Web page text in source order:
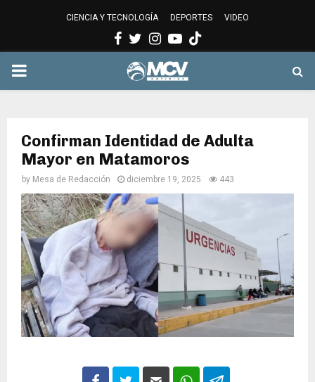
CIENCIA Y TECNOLOGÍA DEPORTES VIDEO
Facebook
Twitter
Instagram
Youtube
PRIMARY
Confirman Identidad de Adulta
Mayor en Matamoros
by Mesa de Redacción diciembre 19, 2025 443